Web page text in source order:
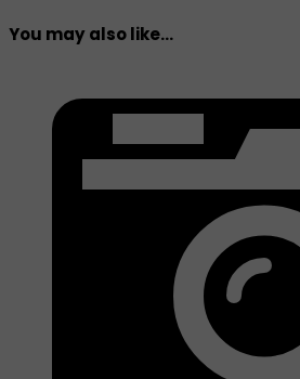
You may also like...